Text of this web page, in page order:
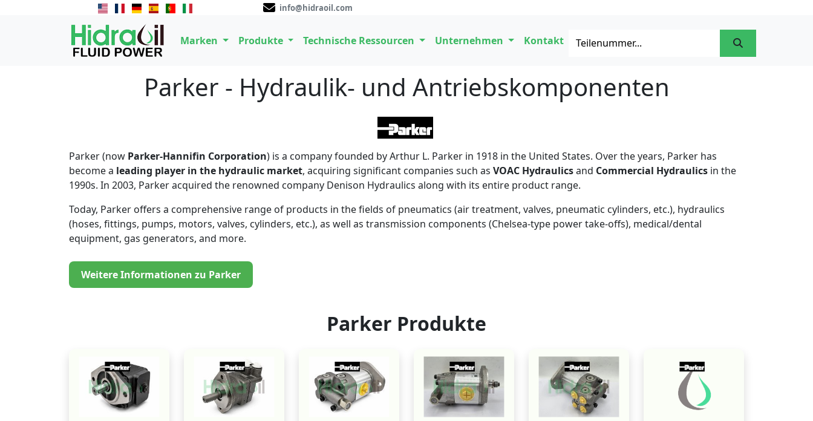
info@hidraoil.com
Marken Produkte Technische Ressourcen Unternehmen Kontakt
Parker - Hydraulik- und Antriebskomponenten
Parker (now Parker-Hannifin Corporation) is a company founded by Arthur L. Parker in 1918 in the United States. Over the years, Parker has
become a leading player in the hydraulic market, acquiring significant companies such as VOAC Hydraulicsand Commercial Hydraulics in the
1990s. In 2003, Parker acquired the renowned company Denison Hydraulics along with its entire product range.
Today, Parker offers a comprehensive range of products in the fields of pneumatics (air treatment, valves, pneumatic cylinders, etc.), hydraulics
(hoses, fittings, pumps, motors, valves, cylinders, etc.), as well as transmission components (Chelsea-type power take-offs), medical/dental
equipment, gas generators, and more.
Weitere Informationen zu Parker
Parker Produkte